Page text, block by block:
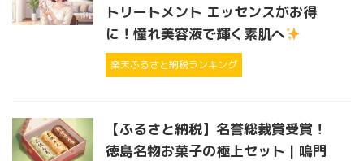
トリートメント エッセンスがお得
に！憧れ美容液で輝く素肌へ
楽天ふるさと納税ランキング
【ふるさと納税】名誉総裁賞受賞！
徳島名物お菓子の極上セット | 鳴門